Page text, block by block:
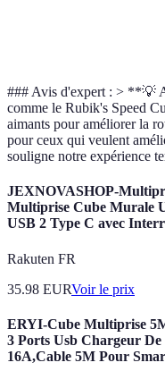
### Avis d'expert : > **💡
comme le Rubik's Speed
aimants pour améliorer la
pour ceux qui veulent
souligne notre expérience
JEXNOVASHOP-
Multiprise Cube Murale
USB 2 Type C avec
Rakuten FR
35.98 EURVoir le prix
ERYI-Cube Multiprise
3 Ports Usb Chargeur
16A,Cable 5M Pour